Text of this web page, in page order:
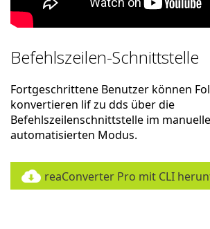
Befehlszeilen-Schnittstelle
Fortgeschrittene Benutzer können
konvertieren lif zu dds über die
Befehlszeilenschnittstelle im
automatisierten Modus.
reaConverter Pro mit CLI